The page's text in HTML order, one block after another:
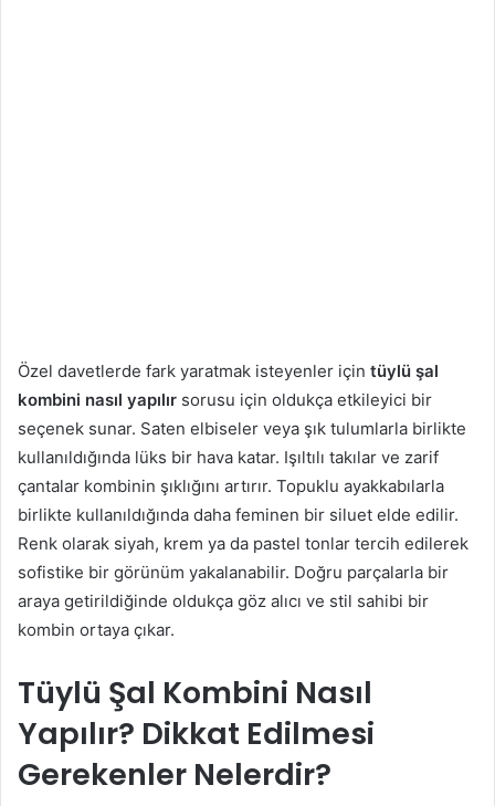
Özel davetlerde fark yaratmak isteyenler için tüylü şal
kombini nasıl yapılır sorusu için oldukça etkileyici bir
seçenek sunar. Saten elbiseler veya şık tulumlarla birlikte
kullanıldığında lüks bir hava katar. Işıltılı takılar ve zarif
çantalar kombinin şıklığını artırır. Topuklu ayakkabılarla
birlikte kullanıldığında daha feminen bir siluet elde edilir.
Renk olarak siyah, krem ya da pastel tonlar tercih edilerek
sofistike bir görünüm yakalanabilir. Doğru parçalarla bir
araya getirildiğinde oldukça göz alıcı ve stil sahibi bir
kombin ortaya çıkar.
Tüylü Şal Kombini Nasıl
Yapılır? Dikkat Edilmesi
Gerekenler Nelerdir?